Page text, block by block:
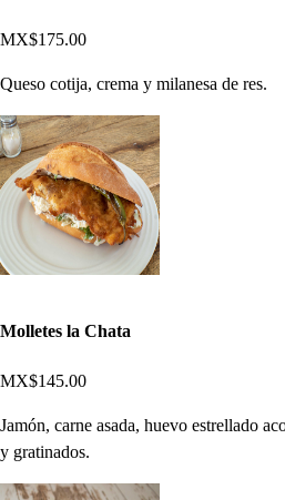
MX$175.00
Queso cotija, crema y milanesa de res.
Molletes la Chata
MX$145.00
Jamón, carne asada, huevo estrellado
y gratinados.